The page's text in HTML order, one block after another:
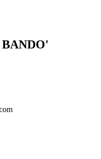
BANDO'